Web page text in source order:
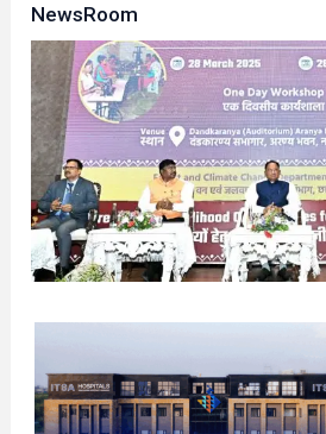
NewsRoom